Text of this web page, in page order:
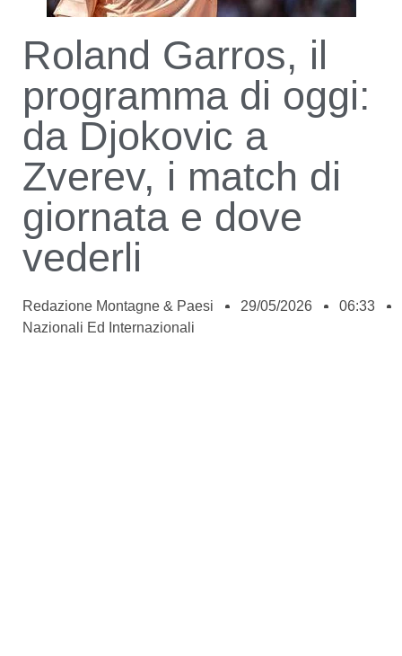
Roland Garros, il
programma di oggi:
da Djokovic a
Zverev, i match di
giornata e dove
vederli
Redazione Montagne & Paesi 29/05/2026
06:33
Nazionali Ed Internazionali